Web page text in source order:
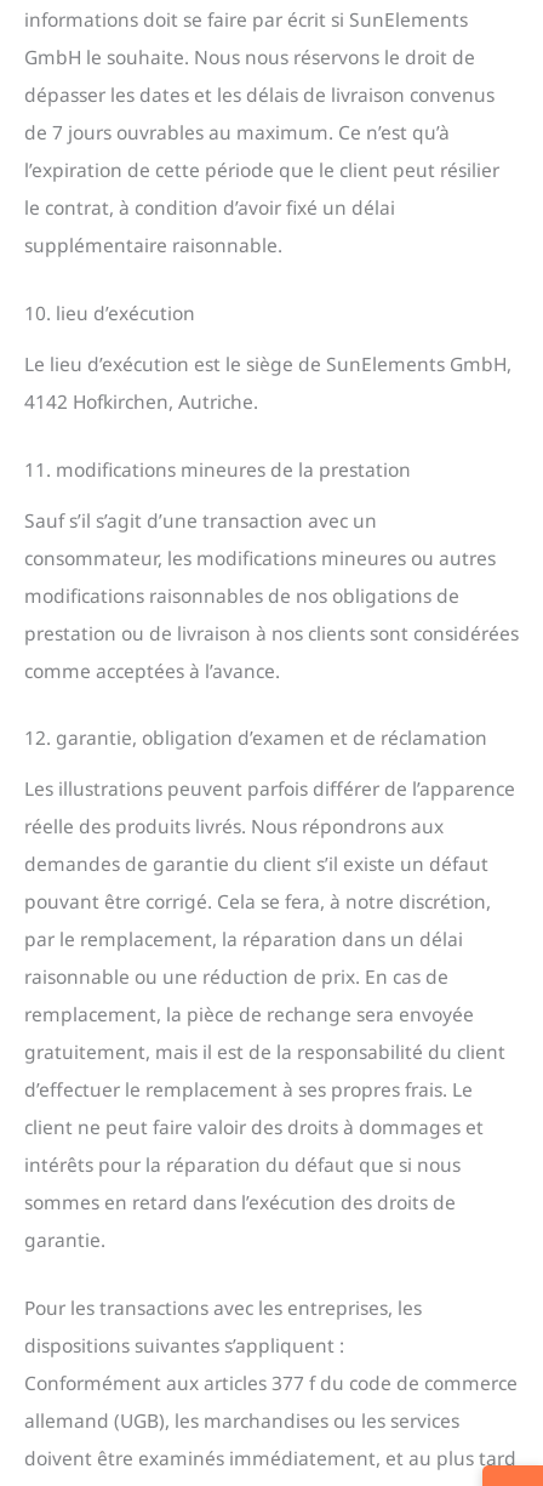
informations doit se faire par écrit si SunElements
GmbH le souhaite. Nous nous réservons le droit de
dépasser les dates et les délais de livraison convenus
de 7 jours ouvrables au maximum. Ce n’est qu’à
l’expiration de cette période que le client peut résilier
le contrat, à condition d’avoir fixé un délai
supplémentaire raisonnable.
10. lieu d’exécution
Le lieu d’exécution est le siège de SunElements GmbH,
4142 Hofkirchen, Autriche.
11. modifications mineures de la prestation
Sauf s’il s’agit d’une transaction avec un
consommateur, les modifications mineures ou autres
modifications raisonnables de nos obligations de
prestation ou de livraison à nos clients sont considérées
comme acceptées à l’avance.
12. garantie, obligation d’examen et de réclamation
Les illustrations peuvent parfois différer de l’apparence
réelle des produits livrés. Nous répondrons aux
demandes de garantie du client s’il existe un défaut
pouvant être corrigé. Cela se fera, à notre discrétion,
par le remplacement, la réparation dans un délai
raisonnable ou une réduction de prix. En cas de
remplacement, la pièce de rechange sera envoyée
gratuitement, mais il est de la responsabilité du client
d’effectuer le remplacement à ses propres frais. Le
client ne peut faire valoir des droits à dommages et
intérêts pour la réparation du défaut que si nous
sommes en retard dans l’exécution des droits de
garantie.
Pour les transactions avec les entreprises, les
dispositions suivantes s’appliquent :
Conformément aux articles 377 f du code de commerce
allemand (UGB), les marchandises ou les services
doivent être examinés immédiatement, et au plus tard